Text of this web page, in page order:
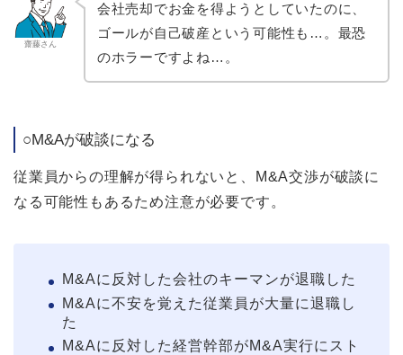
齋藤さん
会社売却でお金を得ようとしていたのに、
ゴールが自己破産という可能性も…。最恐
のホラーですよね…。
○M&Aが破談になる
従業員からの理解が得られないと、M&A交渉が破談に
なる可能性もあるため注意が必要です。
M&Aに反対した会社のキーマンが退職した
M&Aに不安を覚えた従業員が大量に退職し
た
M&Aに反対した経営幹部がM&A実行にスト